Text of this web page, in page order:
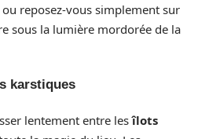
reposez-vous simplement sur
sous la lumière mordorée de la
karstiques
lentement entre lesîlots